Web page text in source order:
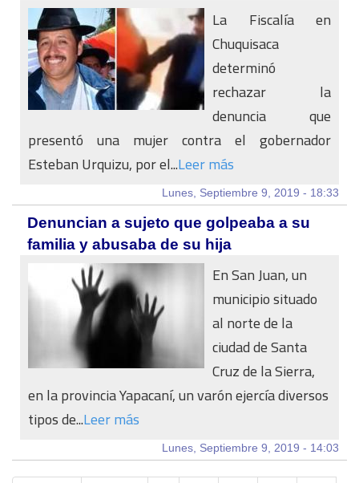
La Fiscalía en
Chuquisaca
determinó
rechazar la
denuncia que
presentó una mujer contra el gobernador
Esteban Urquizu, por el...Leer más
Lunes, Septiembre 9, 2019 - 18:33
Denuncian a sujeto que golpeaba a su
familia y abusaba de su hija
En San Juan, un
municipio situado
al norte de la
ciudad de Santa
Cruz de la Sierra,
en la provincia Yapacaní, un varón ejercía diversos
tipos de...Leer más
Lunes, Septiembre 9, 2019 - 14:03